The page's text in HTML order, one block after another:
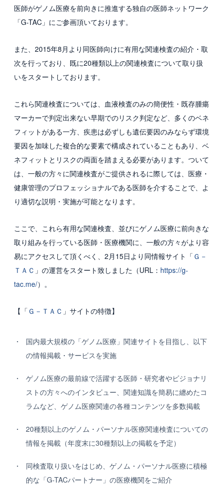
お問い合わせ
医師がゲノム医療を前向きに推進する独自の医師ネットワーク
「G-TAC」にご参画頂いております。
また、2015年8月より同医師向けに有用な関連検査の紹介・取
次を行っており、既に20種類以上の関連検査について取り扱
いをスタートしております。
これら関連検査については、血液検査のみの簡便性・既存腫瘍
マーカーで判定出来ない早期でのリスク判定など、多くのベネ
フィットがある一方、疾患は必ずしも遺伝要因のみならず環境
要因を加味した複合的な要素で構成されていることもあり、ベ
ネフィットとリスクの両面を踏まえる必要があります。ついて
は、一般の方々に関連検査がご提供されるに際しては、医療・
健康管理のプロフェッショナルである医師を介することで、よ
り適切な説明・実施が可能となります。
ここで、これら有用な関連検査、並びにゲノム医療に前向きな
取り組みを行っている医師・医療機関に、一般の方々がより容
易にアクセスして頂くべく、2月15日より同情報サイト「 Ｇ－
ＴＡＣ 」の運営をスタート致しました（URL： https://g-
tac.me/）。
【「 Ｇ－ＴＡＣ 」サイトの特徴】
国内最大規模の「ゲノム医療」関連サイトを目指し、以下
の情報掲載・サービスを実施
ゲノム医療の最前線で活躍する医師・研究者やビジョナリ
ストの方々へのインタビュー、関連知識を簡易に纏めたコ
ラムなど、ゲノム医療関連の各種コンテンツを多数掲載
20種類以上のゲノム・パーソナル医療関連検査についての
情報を掲載（年度末に30種類以上の掲載を予定）
同検査取り扱いをはじめ、ゲノム・パーソナル医療に積極
的な「G-TACパートナー」の医療機関をご紹介